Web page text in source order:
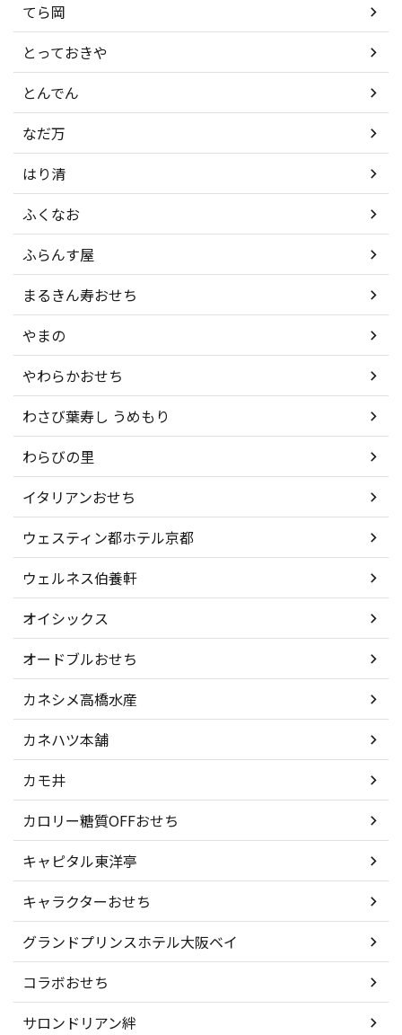
てら岡
とっておきや
とんでん
なだ万
はり清
ふくなお
ふらんす屋
まるきん寿おせち
やまの
やわらかおせち
わさび葉寿し うめもり
わらびの里
イタリアンおせち
ウェスティン都ホテル京都
ウェルネス伯養軒
オイシックス
オードブルおせち
カネシメ高橋水産
カネハツ本舗
カモ井
カロリー糖質OFFおせち
キャピタル東洋亭
キャラクターおせち
グランドプリンスホテル大阪ベイ
コラボおせち
サロンドリアン絆